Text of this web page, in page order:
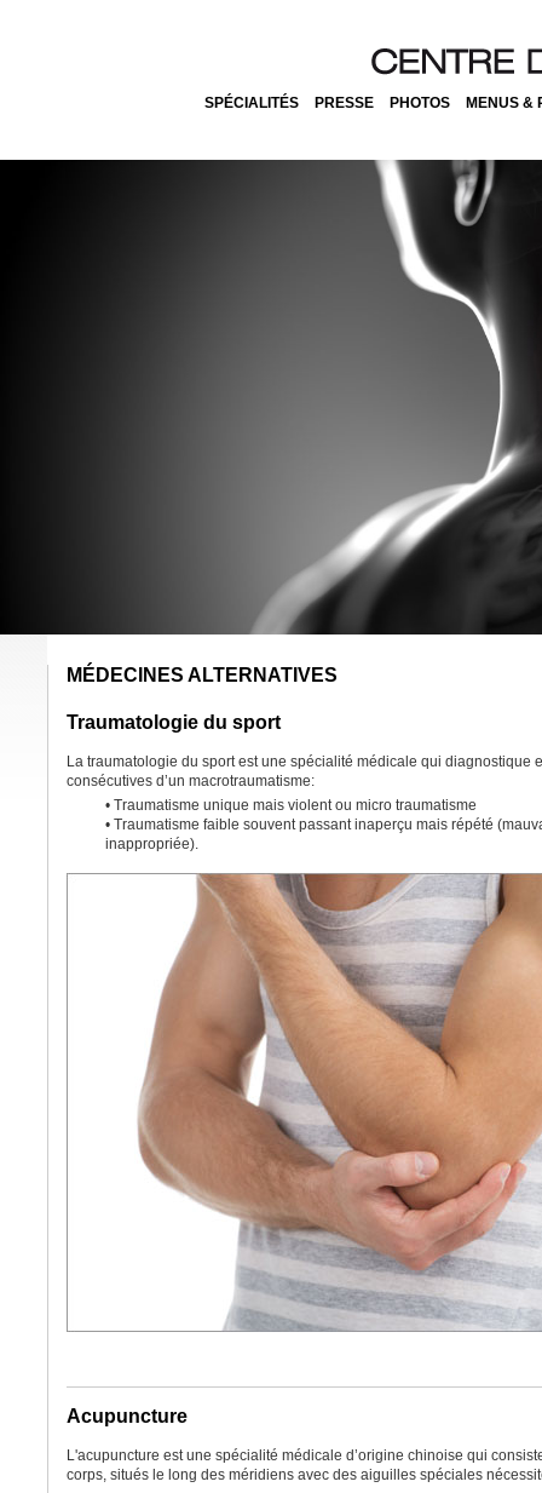
SPÉCIALITÉS PRESSE PHOTOS MENUS &
MÉDECINES ALTERNATIVES
Traumatologie du sport
La traumatologie du sport est une spécialité médicale qui diagnostique
consécutives d’un macrotraumatisme:
• Traumatisme unique mais violent ou micro traumatisme
• Traumatisme faible souvent passant inaperçu mais répété
inappropriée).
Acupuncture
L'acupuncture est une spécialité médicale d’origine chinoise qui
corps, situés le long des méridiens avec des aiguilles spéciales